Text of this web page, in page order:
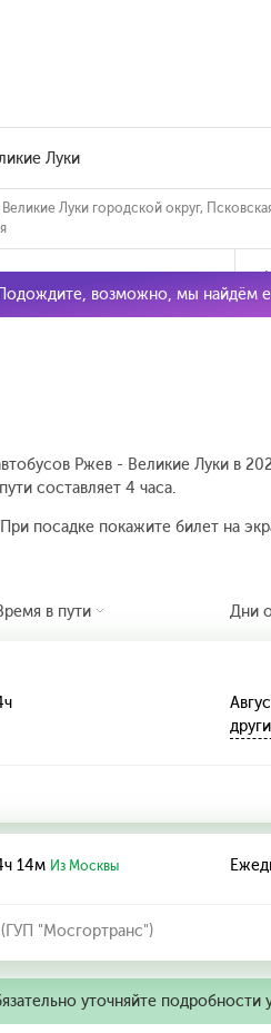
Луки городской округ,
Ржев - Великие Луки в
составляет 4 часа.
посадке покажите билет на
возможно, мы найдём
в пути Дни
14м Из Москвы
"Мосгортранс")
уточняйте подробности